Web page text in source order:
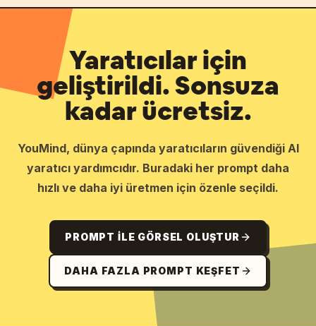
Yaratıcılar için
geliştirildi. Sonsuza
kadar ücretsiz.
YouMind, dünya çapında yaratıcıların güvendiği AI
yaratıcı yardımcıdır. Buradaki her prompt daha
hızlı ve daha iyi üretmen için özenle seçildi.
PROMPT ILE GÖRSEL OLUŞTUR
DAHA FAZLA PROMPT KEŞFET